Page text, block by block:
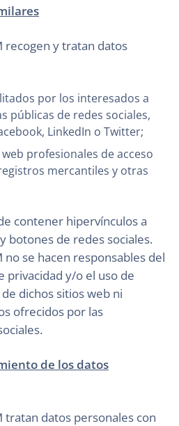
recogen y tratan datos
por los interesados a
públicas de redes sociales,
LinkedIn o Twitter;
profesionales de acceso
mercantiles y otras
contener hipervínculos a
botones de redes sociales.
se hacen responsables del
privacidad y/o el uso de
dichos sitios web ni
ofrecidos por las
de los datos
tratan datos personales con